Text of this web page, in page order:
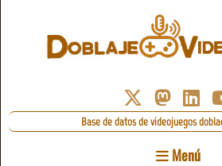
Base de datos de videojuegos
Menú